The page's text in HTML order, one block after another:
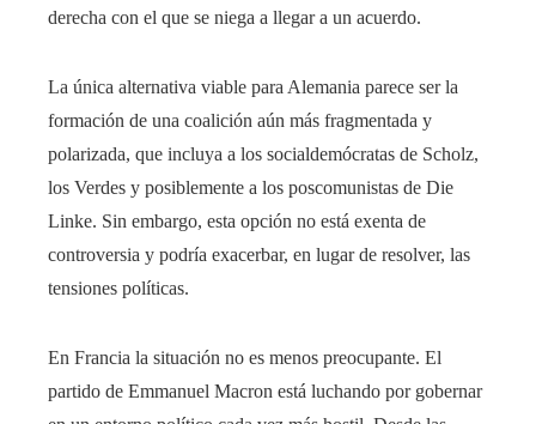
derecha con el que se niega a llegar a un acuerdo.
La única alternativa viable para Alemania parece ser la
formación de una coalición aún más fragmentada y
polarizada, que incluya a los socialdemócratas de Scholz,
los Verdes y posiblemente a los poscomunistas de Die
Linke. Sin embargo, esta opción no está exenta de
controversia y podría exacerbar, en lugar de resolver, las
tensiones políticas.
En Francia la situación no es menos preocupante. El
partido de Emmanuel Macron está luchando por gobernar